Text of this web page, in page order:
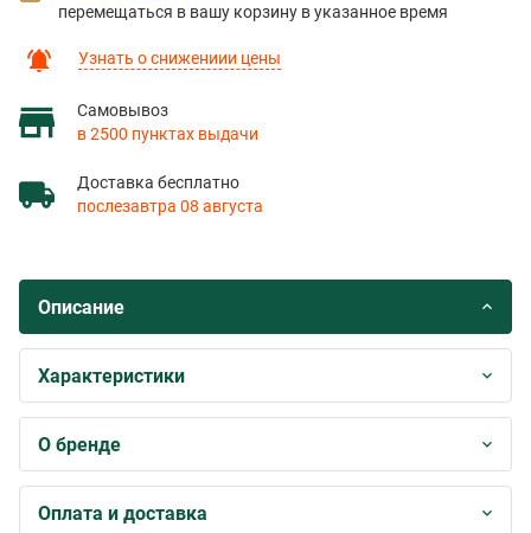
Узнать о снижениии цены
Самовывоз
в 2500 пунктах выдачи
Доставка бесплатно
послезавтра 08 августа
перемещаться в вашу корзину в указанное время
Описание
Характеристики
О бренде
Оплата и доставка